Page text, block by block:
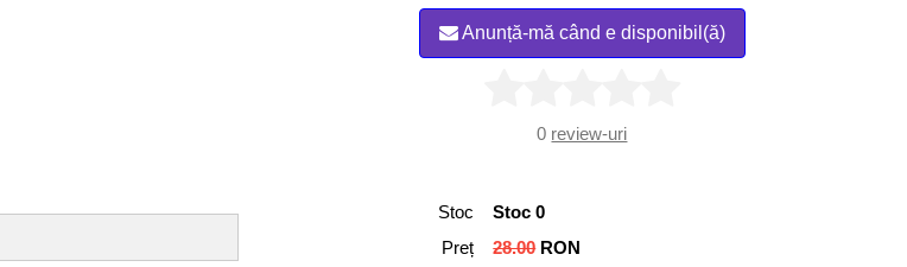
Anunță-mă când e disponibil(ă)
0 review-uri
Stoc
Stoc 0
Preț
28.00RON